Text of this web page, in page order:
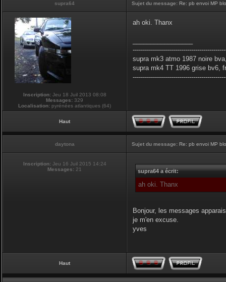
supra64 Sujet du message: Re: pb envoi MP
Inscription:Jeu 18 Juil 2013 08:08
Messages: 329
Localisation: pyrénées atlantiques (64)
ah oki. Thanx
supra mk3 atmo 1987 noire
supra mk4 TT 1996 grise bv6,
Haut
daytona Sujet du message: Re: pb envoi MP
Inscription: Jeu 16 Juil 2015 14:24
Messages: 21 supra64 a écrit:
ah oki. Thanx
Bonjour, les messages
je m'en excuse.
yves
Haut